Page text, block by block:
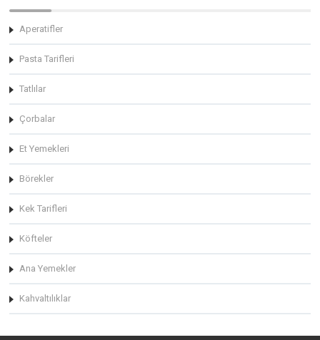
Aperatifler
Pasta Tarifleri
Tatlılar
Çorbalar
Et Yemekleri
Börekler
Kek Tarifleri
Köfteler
Ana Yemekler
Kahvaltılıklar